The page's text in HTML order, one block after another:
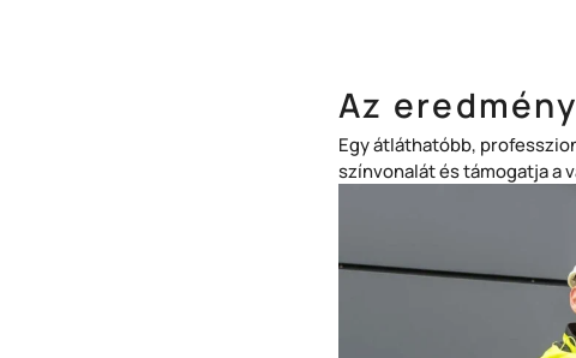
Az eredmény
Egy átláthatóbb,
színvonalát és támogatja a